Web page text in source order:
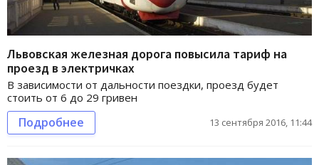
Львовская железная дорога повысила тариф на
проезд в электричках
В зависимости от дальности поездки, проезд будет
стоить от 6 до 29 гривен
Подробнее 13 сентября 2016, 11:44